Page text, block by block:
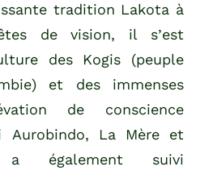
tradition Lakota à
de vision, il s’est
des Kogis (peuple
et des immenses
de conscience
Aurobindo, La Mère et
également suivi